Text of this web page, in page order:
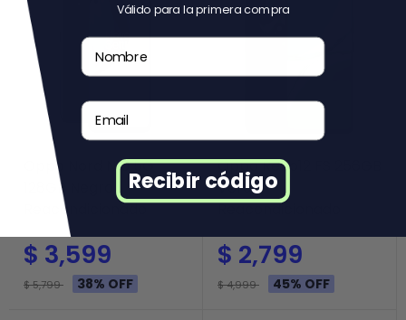
Oppo Nord N10 5G
128GB Negro
Reacondicionado
$ 3,599
$ 5,799 38% OFF
Oppo Reno12 FS 256GB
Verde
Reacondicionado
$ 2,799
$ 4,999 45% OFF
Válido para la primera compra
Nombre
Email
Recibir código